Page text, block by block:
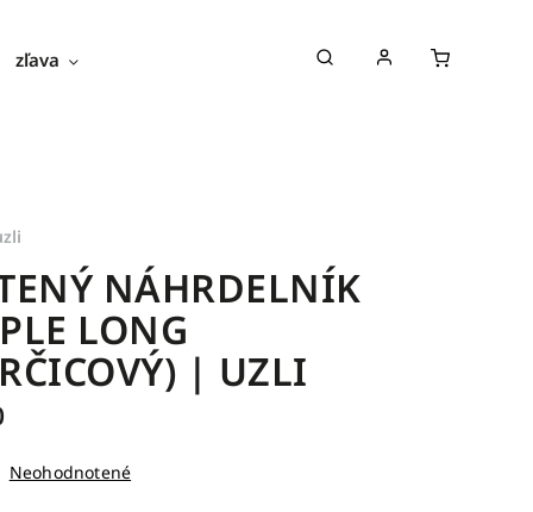
zľava
NÁHRDELNÍK
LONG
| UZLI
Neohodnotené